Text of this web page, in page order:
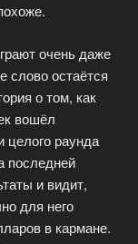
очень даже
слово остаётся
о том, как
вошёл
целого раунда
последней
и видит,
для него
в кармане.